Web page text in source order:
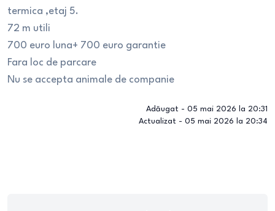
termica ,etaj 5.
72 m utili
700 euro luna+ 700 euro garantie
Fara loc de parcare
Nu se accepta animale de companie
Adăugat - 05 mai 2026 la 20:31
Actualizat - 05 mai 2026 la 20:34